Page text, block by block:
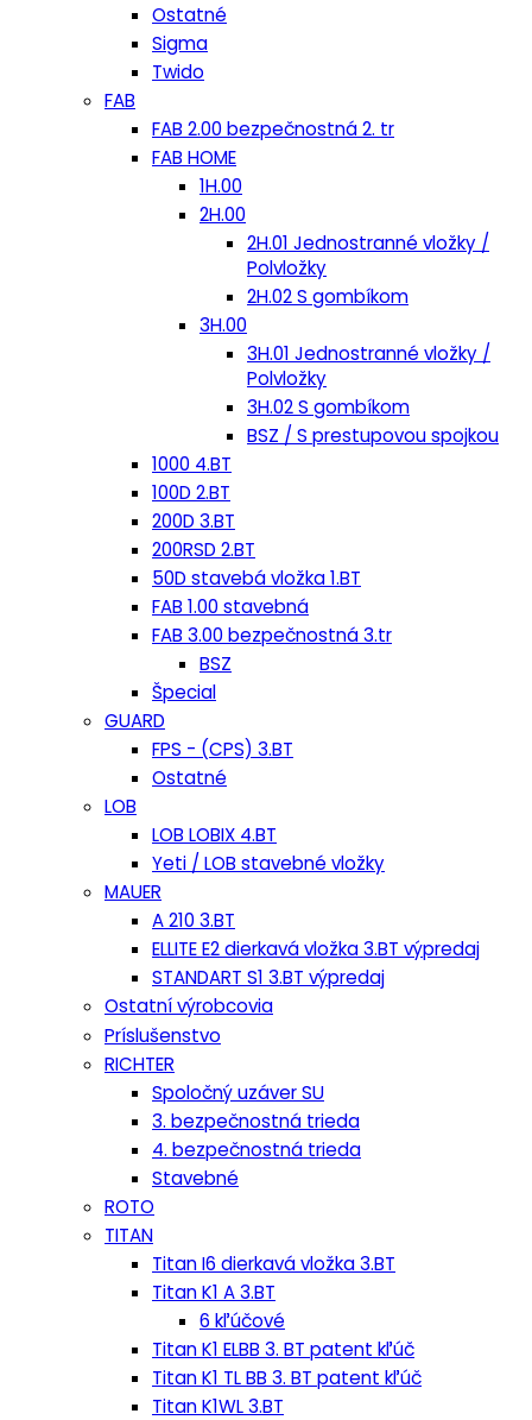
Ostatné
Sigma
Twido
FAB
FAB 2.00 bezpečnostná 2. tr
FAB HOME
1H.00
2H.00
2H.01 Jednostranné vložky /
Polvložky
2H.02 S gombíkom
3H.00
3H.01 Jednostranné vložky /
Polvložky
3H.02 S gombíkom
BSZ / S prestupovou spojkou
1000 4.BT
100D 2.BT
200D 3.BT
200RSD 2.BT
50D stavebá vložka 1.BT
FAB 1.00 stavebná
FAB 3.00 bezpečnostná 3.tr
BSZ
Špecial
GUARD
FPS - (CPS) 3.BT
Ostatné
LOB
LOB LOBIX 4.BT
Yeti / LOB stavebné vložky
MAUER
A 210 3.BT
ELLITE E2 dierkavá vložka 3.BT výpredaj
STANDART S1 3.BT výpredaj
Ostatní výrobcovia
Príslušenstvo
RICHTER
Spoločný uzáver SU
3. bezpečnostná trieda
4. bezpečnostná trieda
Stavebné
ROTO
TITAN
Titan I6 dierkavá vložka 3.BT
Titan K1 A 3.BT
6 kľúčové
Titan K1 ELBB 3. BT patent kľúč
Titan K1 TL BB 3. BT patent kľúč
Titan K1WL 3.BT